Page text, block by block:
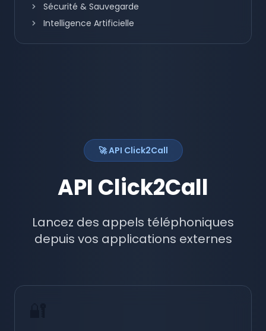
Sécurité & Sauvegarde
Intelligence Artificielle
🚀 API Click2Call
API Click2Call
Lancez des appels téléphoniques
depuis vos applications externes